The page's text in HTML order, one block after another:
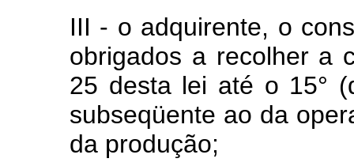
III - o adquirente, o
obrigados a recolher a
25 desta lei até o 15°
subseqüente ao da
da produção;